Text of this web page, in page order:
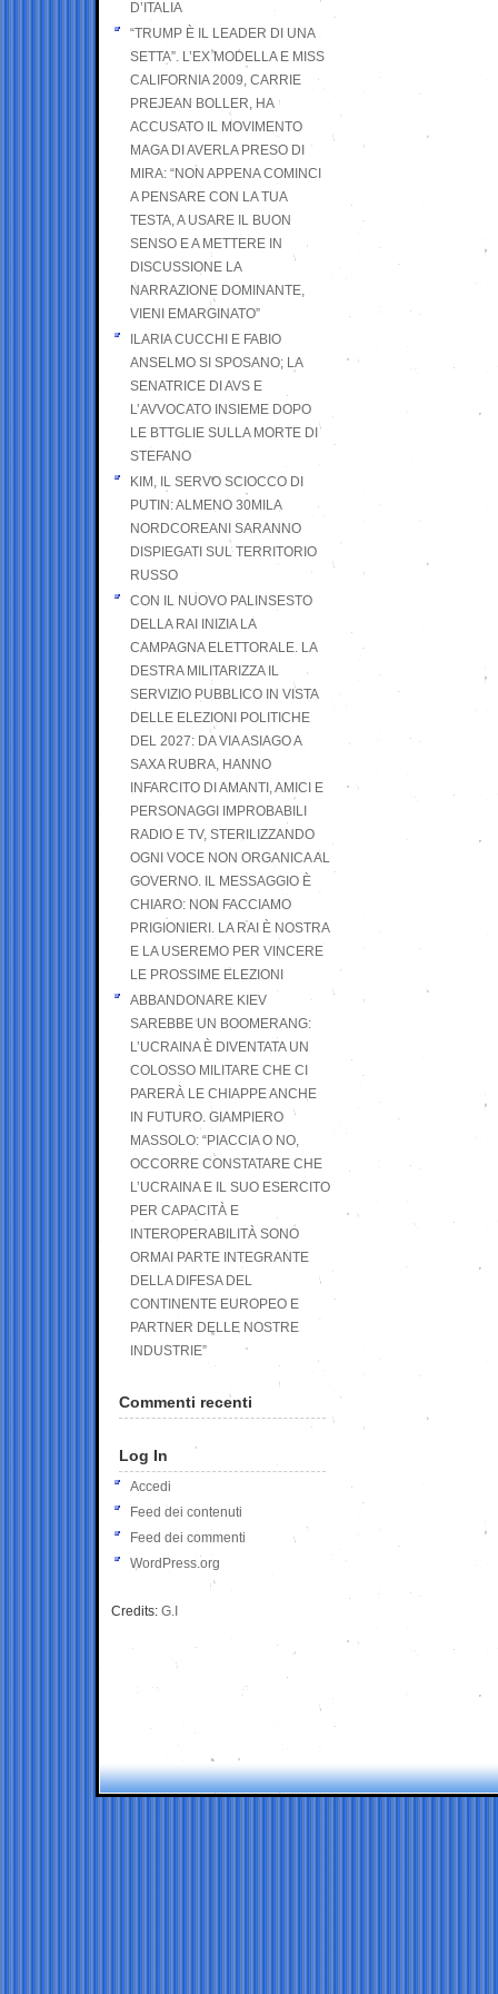
D’ITALIA
“TRUMP È IL LEADER DI UNA
SETTA”. L’EX MODELLA E MISS
CALIFORNIA 2009, CARRIE
PREJEAN BOLLER, HA
ACCUSATO IL MOVIMENTO
MAGA DI AVERLA PRESO DI
MIRA: “NON APPENA COMINCI
A PENSARE CON LA TUA
TESTA, A USARE IL BUON
SENSO E A METTERE IN
DISCUSSIONE LA
NARRAZIONE DOMINANTE,
VIENI EMARGINATO”
ILARIA CUCCHI E FABIO
ANSELMO SI SPOSANO; LA
SENATRICE DI AVS E
L’AVVOCATO INSIEME DOPO
LE BTTGLIE SULLA MORTE DI
STEFANO
KIM, IL SERVO SCIOCCO DI
PUTIN: ALMENO 30MILA
NORDCOREANI SARANNO
DISPIEGATI SUL TERRITORIO
RUSSO
CON IL NUOVO PALINSESTO
DELLA RAI INIZIA LA
CAMPAGNA ELETTORALE. LA
DESTRA MILITARIZZA IL
SERVIZIO PUBBLICO IN VISTA
DELLE ELEZIONI POLITICHE
DEL 2027: DA VIA ASIAGO A
SAXA RUBRA, HANNO
INFARCITO DI AMANTI, AMICI E
PERSONAGGI IMPROBABILI
RADIO E TV, STERILIZZANDO
OGNI VOCE NON ORGANICA AL
GOVERNO. IL MESSAGGIO È
CHIARO: NON FACCIAMO
PRIGIONIERI. LA RAI È NOSTRA
E LA USEREMO PER VINCERE
LE PROSSIME ELEZIONI
ABBANDONARE KIEV
SAREBBE UN BOOMERANG:
L’UCRAINA È DIVENTATA UN
COLOSSO MILITARE CHE CI
PARERÀ LE CHIAPPE ANCHE
IN FUTURO. GIAMPIERO
MASSOLO: “PIACCIA O NO,
OCCORRE CONSTATARE CHE
L’UCRAINA E IL SUO ESERCITO
PER CAPACITÀ E
INTEROPERABILITÀ SONO
ORMAI PARTE INTEGRANTE
DELLA DIFESA DEL
CONTINENTE EUROPEO E
PARTNER DELLE NOSTRE
INDUSTRIE”
Commenti recenti
Log In
Accedi
Feed dei contenuti
Feed dei commenti
WordPress.org
Credits: G.I